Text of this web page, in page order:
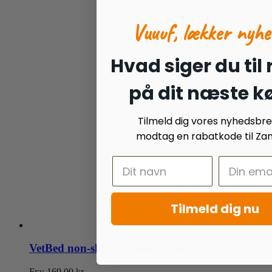
VetBed non-slip pink med poter
Vuuuf, lækker
Hvad siger du til
på dit næste
Tilmeld dig vores
modtag en rabatkode til
Tilmeld dig nu